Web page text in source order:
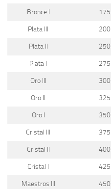
Bronce I 175
Plata III 200
Plata II 250
Plata I 275
Oro III 300
Oro II 325
Oro I 350
Cristal III 375
Cristal II 400
Cristal I 425
Maestros III 450